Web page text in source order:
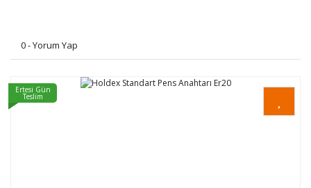
0 - Yorum Yap
Ertesi Gün
Teslim